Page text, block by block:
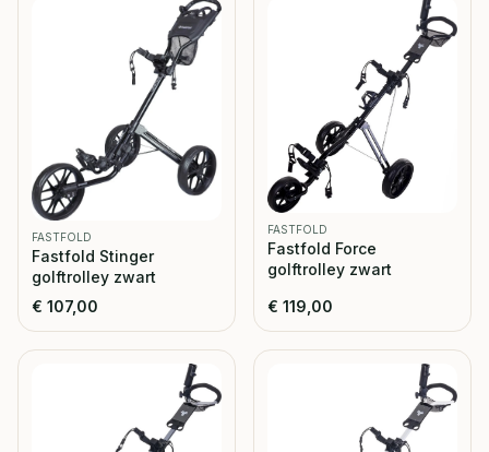
FASTFOLD
Fastfold Stinger
golftrolley zwart
€ 107,00
FASTFOLD
Fastfold Force
golftrolley zwart
€ 119,00